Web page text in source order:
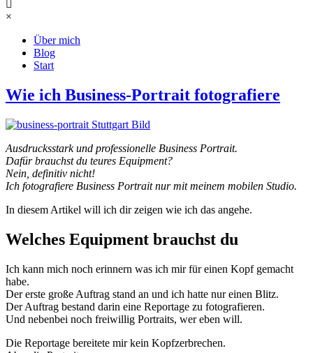
×
Über mich
Blog
Start
Wie ich Business-Portrait fotografiere
Ausdrucksstark und professionelle Business Portrait.
Dafür brauchst du teures Equipment?
Nein, definitiv nicht!
Ich fotografiere Business Portrait nur mit meinem mobilen Studio.
In diesem Artikel will ich dir zeigen wie ich das angehe.
Welches Equipment brauchst du
Ich kann mich noch erinnern was ich mir für einen Kopf gemacht
habe.
Der erste große Auftrag stand an und ich hatte nur einen Blitz.
Der Auftrag bestand darin eine Reportage zu fotografieren.
Und nebenbei noch freiwillig Portraits, wer eben will.
Die Reportage bereitete mir kein Kopfzerbrechen.